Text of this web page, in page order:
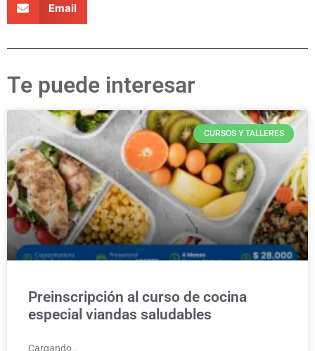
Email
Te puede interesar
CURSOS Y TALLERES
Preinscripción al curso de cocina
especial viandas saludables
Cargando…